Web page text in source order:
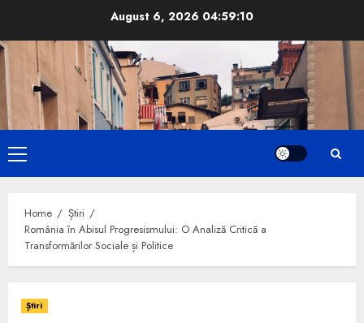
content
August 6, 202604:59:11
Primary
Menu
Home
Știri
România în Abisul Progresismului: O Analiză Critică a
Transformărilor Sociale și Politice
Știri